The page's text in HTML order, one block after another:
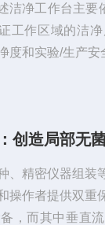
洁净工作台主
工作区域的洁
度和实验/生产
查密封圈是否老
创造局部无
、精密仪器组装
操作者提供双重
，而其中垂直